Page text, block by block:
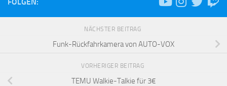
NÄCHSTER BEITRAG
Funk-Rückfahrkamera von AUTO-VOX
VORHERIGER BEITRAG
TEMU Walkie-Talkie für 3€